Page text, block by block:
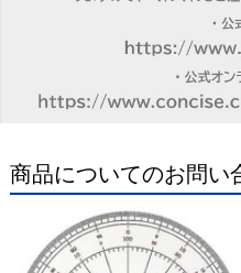
商品についてのお問い